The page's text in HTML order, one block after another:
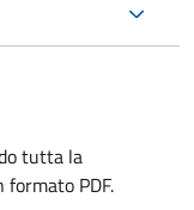
tutta la
PDF.